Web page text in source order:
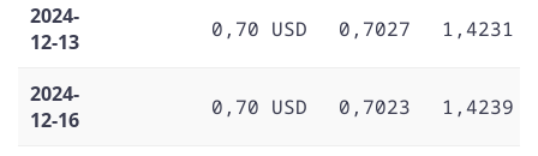
2024-
12-13
0,70 USD 0,7027 1,4231
2024-
12-16
0,70 USD 0,7023 1,4239